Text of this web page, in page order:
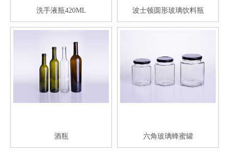
洗手液瓶420ML 波士顿圆形玻璃饮料瓶
酒瓶 六角玻璃蜂蜜罐